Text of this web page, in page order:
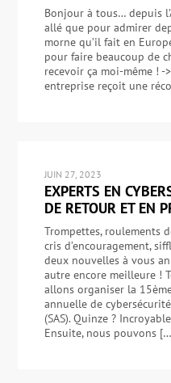
Bonjour à tous… depuis
allé que pour admirer
morne qu’il fait en
pour faire beaucoup de
recevoir ça moi-même !
entreprise reçoit une
JUIN 27, 2023
EXPERTS EN
DE RETOUR ET EN
Trompettes, roulements
cris d’encouragement,
deux nouvelles à vous
autre encore meilleure !
allons organiser la
annuelle de
(SAS). Quinze ?
Ensuite, nous pouvons